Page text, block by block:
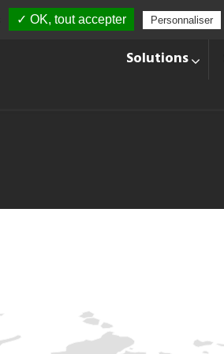
+33 428 870 140
Solutions
✓ OK, tout accepter Personnaliser